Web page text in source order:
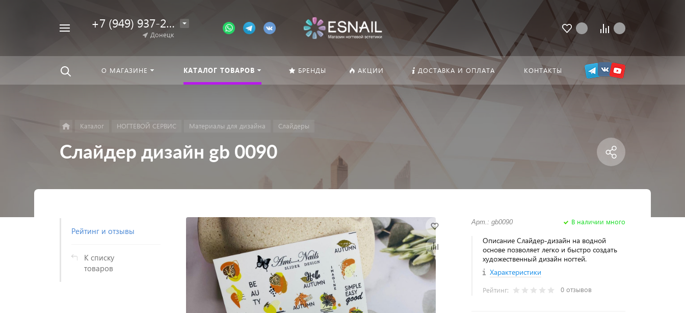
+7 (949) 937-25-64
Донецк
О МАГАЗИНЕ КАТАЛОГ ТОВАРОВ БРЕНДЫ АКЦИИ ДОСТАВКА И ОПЛАТА КОНТАКТЫ
Каталог НОГТЕВОЙ СЕРВИС Материалы для дизайна Слайдеры
Слайдер дизайн gb 0090
Рейтинг и отзывы
К списку
товаров
Арт.: gb0090 В наличии много
Описание Слайдер-дизайн на водной
основе позволяет легко и быстро создать
художественный дизайн ногтей.
Характеристики
Рейтинг: 0 отзывов